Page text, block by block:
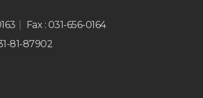
Fax : 031-656-0164
81-87902